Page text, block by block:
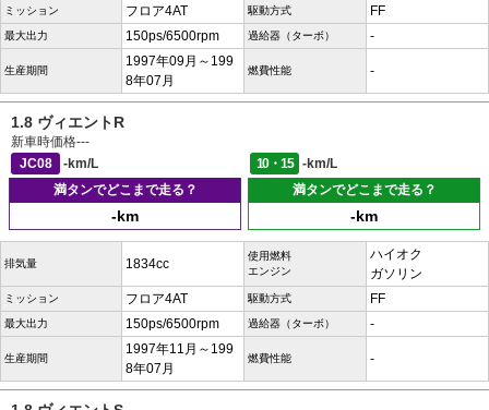
ミッション フロア4AT 駆動方式 FF
最大出力 150ps/6500rpm 過給器（ターボ） -
生産期間
1997年09月～199
8年07月
燃費性能 -
1.8 ヴィエントR
新車時価格---
JC08
-km/L 10・15
-km/L
満タンでどこまで走る？
-km
満タンでどこまで走る？
-km
排気量 1834cc
使用燃料
エンジン
ハイオク
ガソリン
ミッション フロア4AT 駆動方式 FF
最大出力 150ps/6500rpm 過給器（ターボ） -
生産期間
1997年11月～199
8年07月
燃費性能 -